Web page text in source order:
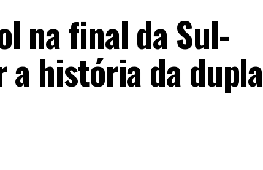
na final da Sul-
a história da dupla